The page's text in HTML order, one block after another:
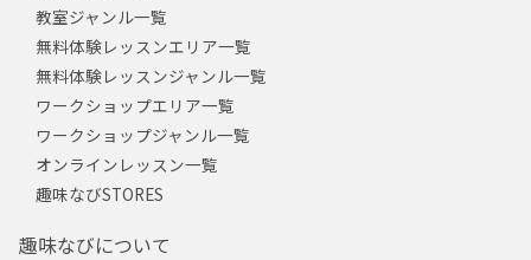
教室ジャンル一覧
無料体験レッスンエリア一覧
無料体験レッスンジャンル一覧
ワークショップエリア一覧
ワークショップジャンル一覧
オンラインレッスン一覧
趣味なびSTORES
趣味なびについて